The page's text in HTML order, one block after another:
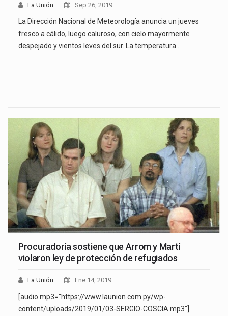
La Unión Sep 26, 2019
La Dirección Nacional de Meteorología anuncia un jueves
fresco a cálido, luego caluroso, con cielo mayormente
despejado y vientos leves del sur. La temperatura…
Procuradoría sostiene que Arrom y Martí
violaron ley de protección de refugiados
La Unión Ene 14, 2019
[audio mp3="https://www.launion.com.py/wp-
content/uploads/2019/01/03-SERGIO-COSCIA.mp3"]